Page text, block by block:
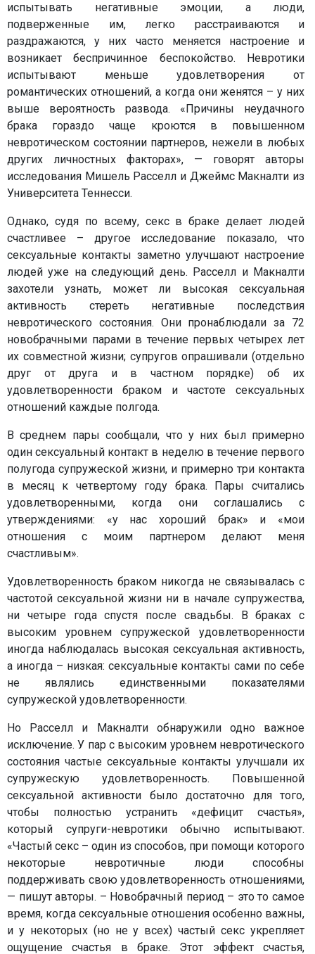
испытывать негативные эмоции, а люди,
подверженные им, легко расстраиваются и
раздражаются, у них часто меняется настроение и
возникает беспричинное беспокойство. Невротики
испытывают меньше удовлетворения от
романтических отношений, а когда они женятся – у них
выше вероятность развода. «Причины неудачного
брака гораздо чаще кроются в повышенном
невротическом состоянии партнеров, нежели в любых
других личностных факторах», — говорят авторы
исследования Мишель Расселл и Джеймс Макналти из
Университета Теннесси.
Однако, судя по всему, секс в браке делает людей
счастливее – другое исследование показало, что
сексуальные контакты заметно улучшают настроение
людей уже на следующий день. Расселл и Макналти
захотели узнать, может ли высокая сексуальная
активность стереть негативные последствия
невротического состояния. Они пронаблюдали за 72
новобрачными парами в течение первых четырех лет
их совместной жизни; супругов опрашивали (отдельно
друг от друга и в частном порядке) об их
удовлетворенности браком и частоте сексуальных
отношений каждые полгода.
В среднем пары сообщали, что у них был примерно
один сексуальный контакт в неделю в течение первого
полугода супружеской жизни, и примерно три контакта
в месяц к четвертому году брака. Пары считались
удовлетворенными, когда они соглашались с
утверждениями: «у нас хороший брак» и «мои
отношения с моим партнером делают меня
счастливым».
Удовлетворенность браком никогда не связывалась с
частотой сексуальной жизни ни в начале супружества,
ни четыре года спустя после свадьбы. В браках с
высоким уровнем супружеской удовлетворенности
иногда наблюдалась высокая сексуальная активность,
а иногда – низкая: сексуальные контакты сами по себе
не являлись единственными показателями
супружеской удовлетворенности.
Но Расселл и Макналти обнаружили одно важное
исключение. У пар с высоким уровнем невротического
состояния частые сексуальные контакты улучшали их
супружескую удовлетворенность. Повышенной
сексуальной активности было достаточно для того,
чтобы полностью устранить «дефицит счастья»,
который супруги-невротики обычно испытывают.
«Частый секс – один из способов, при помощи которого
некоторые невротичные люди способны
поддерживать свою удовлетворенность отношениями,
— пишут авторы. – Новобрачный период – это то самое
время, когда сексуальные отношения особенно важны,
и у некоторых (но не у всех) частый секс укрепляет
ощущение счастья в браке. Этот эффект счастья,